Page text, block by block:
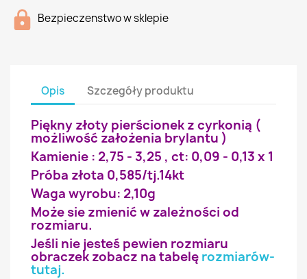
Bezpieczenstwo w sklepie
Opis Szczegóły produktu
Piękny złoty pierścionek z cyrkonią (
możliwość założenia brylantu )
Kamienie : 2,75 - 3,25 , ct: 0,09 - 0,13 x 1
Próba złota 0,585/tj.14kt
Waga wyrobu: 2,10g
Może sie zmienić w zależności od
rozmiaru.
Jeśli nie jesteś pewien rozmiaru
obraczek zobacz na tabelę rozmiarów-
tutaj.